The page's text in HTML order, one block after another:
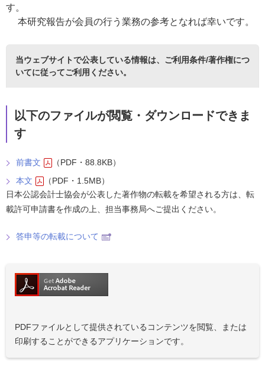
す。
本研究報告が会員の行う業務の参考となれば幸いです。
当ウェブサイトで公表している情報は、 ご利用条件/著作権につ
いてに従ってご利用ください。
以下のファイルが閲覧・ダウンロードできま
す
前書文
（PDF・88.8KB）
本文
（PDF・1.5MB）
日本公認会計士協会が公表した著作物の転載を希望される方は、転
載許可申請書を作成の上、担当事務局へご提出ください。
答申等の転載について
PDFファイルとして提供されているコンテンツを閲覧、または
印刷することができるアプリケーションです。